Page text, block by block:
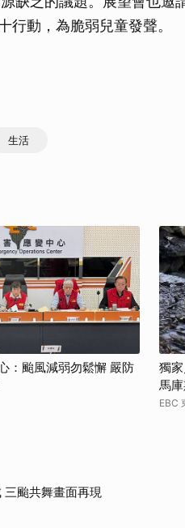
動，為脆弱兒童發聲。
生活
：颱風減弱勿鬆懈 嚴防
獨
馬
EBC
颱共舞畫面再現